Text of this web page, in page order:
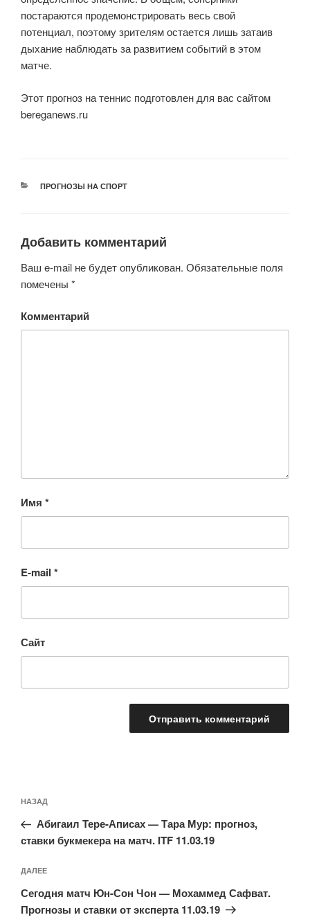
постараются продемонстрировать весь свой
потенциал, поэтому зрителям остается лишь затаив
дыхание наблюдать за развитием событий в этом
матче.
Этот прогноз на теннис подготовлен для вас сайтом
bereganews.ru
РУБРИКИ
ПРОГНОЗЫ НА СПОРТ
Добавить комментарий
Ваш e-mail не будет опубликован. Обязательные поля
помечены *
Комментарий
Имя *
E-mail *
Сайт
по
записям
Предыдущая
запись:
НАЗАД
Абигаил Тере-Аписах — Тара Мур: прогноз,
ставки букмекера на матч. ITF 11.03.19
Следующая
запись
ДАЛЕЕ
Сегодня матч Юн-Сон Чон — Мохаммед Сафват.
Прогнозы и ставки от эксперта 11.03.19